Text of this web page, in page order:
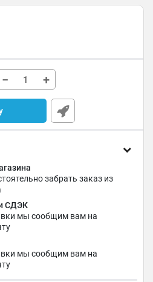
− +
забрать заказ из
СДЭК
мы сообщим вам на
мы сообщим вам на